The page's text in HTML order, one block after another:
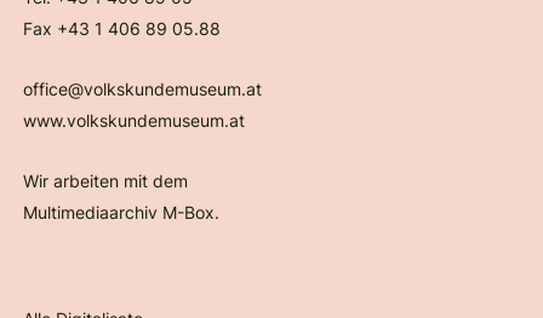
Fax +43 1 406 89 05.88
office@volkskundemuseum.at
www.volkskundemuseum.at
Wir arbeiten mit dem
Multimediaarchiv M-Box.